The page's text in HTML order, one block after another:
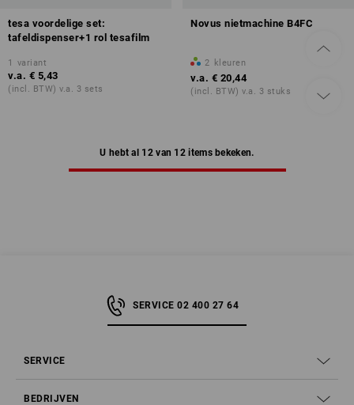
tesa voordelige set:
tafeldispenser+1 rol tesafilm
1 variant
v.a. € 5,43
(incl. BTW) v.a. 3 sets
Novus nietmachine B4FC
2 kleuren
v.a. € 20,44
(incl. BTW) v.a. 3 stuks
U hebt al 12 van 12 items bekeken.
SERVICE 02 400 27 64
SERVICE
BEDRIJVEN